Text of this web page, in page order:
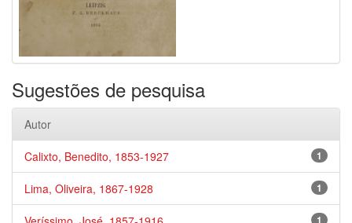
Sugestões de pesquisa
Autor
1
Calixto, Benedito, 1853-1927
1
Lima, Oliveira, 1867-1928
1